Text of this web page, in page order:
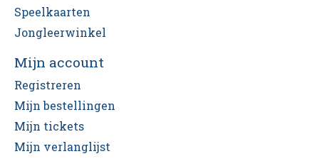
Speelkaarten
Jongleerwinkel
Mijn account
Registreren
Mijn bestellingen
Mijn tickets
Mijn verlanglijst